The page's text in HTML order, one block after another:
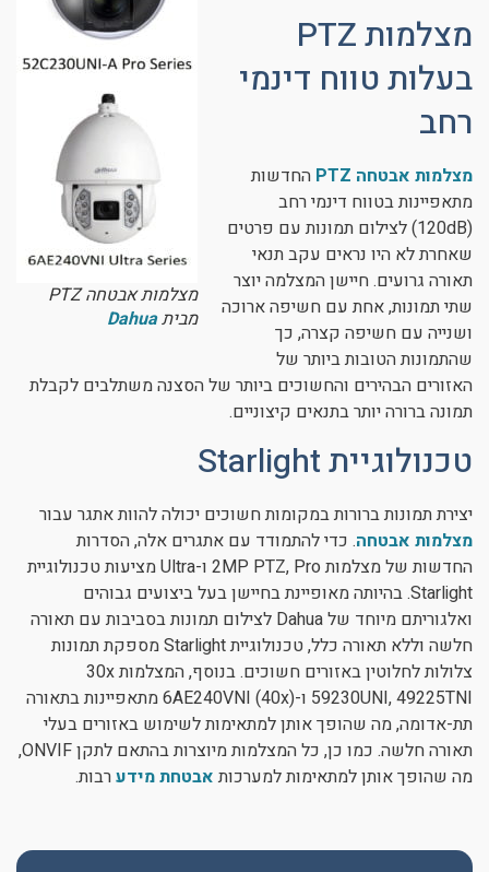
מצלמות אבטחה PTZ
מביתDahua
מצלמות PTZ
בעלות טווח דינמי
רחב
מצלמות אבטחה PTZ
החדשות
מתאפיינות בטווח דינמי רחב
(120dB) לצילום תמונות עם פרטים
שאחרת לא היו נראים עקב תנאי
תאורה גרועים. חיישן המצלמה יוצר
שתי תמונות, אחת עם חשיפה ארוכה
ושנייה עם חשיפה קצרה, כך
שהתמונות הטובות ביותר של
האזורים הבהירים והחשוכים ביותר של הסצנה משתלבים לקבלת
תמונה ברורה יותר בתנאים קיצוניים.
טכנולוגיית Starlight
יצירת תמונות ברורות במקומות חשוכים יכולה להוות אתגר עבור
מצלמות אבטחה. כדי להתמודד עם אתגרים אלה, הסדרות
החדשות של מצלמות 2MP PTZ, Pro ו-Ultra מציעות טכנולוגיית
Starlight. בהיותה מאופיינת בחיישן בעל ביצועים גבוהים
ואלגוריתם מיוחד של Dahua לצילום תמונות בסביבות עם תאורה
חלשה וללא תאורה כלל, טכנולוגיית Starlight מספקת תמונות
צלולות לחלוטין באזורים חשוכים. בנוסף, המצלמות 30x
59230UNI, 49225TNI ו-6AE240VNI (40x) מתאפיינות בתאורה
תת-אדומה, מה שהופך אותן למתאימות לשימוש באזורים בעלי
תאורה חלשה. כמו כן, כל המצלמות מיוצרות בהתאם לתקן ONVIF,
מה שהופך אותן למתאימות למערכותאבטחת מידערבות.